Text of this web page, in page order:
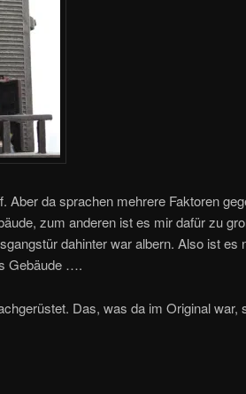
Aber da sprachen mehrere Faktoren
zum anderen ist es mir dafür zu
dahinter war albern. Also ist es
Gebäude ….
Das, was da im Original war,